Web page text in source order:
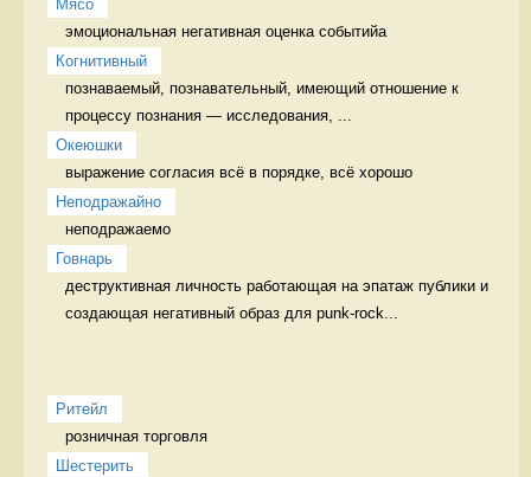
Мясо
эмоциональная негативная оценка событийа
Когнитивный
познаваемый, познавательный, имеющий отношение к
процессу познания — исследования, ...
Океюшки
выражение согласия всё в порядке, всё хорошо
Неподражайно
неподражаемо
Говнарь
деструктивная личность работающая на эпатаж публики и
создающая негативный образ для punk-rock...
Ритейл
розничная торговля
Шестерить